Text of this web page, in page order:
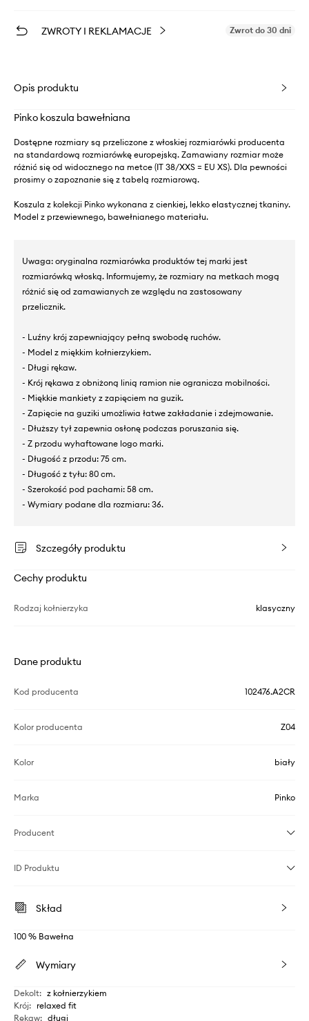
ZWROTY I REKLAMACJE Zwrot do 30 dni
Opis produktu
Pinko koszula bawełniana
Dostępne rozmiary są przeliczone z włoskiej rozmiarówki producenta
na standardową rozmiarówkę europejską. Zamawiany rozmiar może
różnić się od widocznego na metce (IT 38/XXS = EU XS). Dla pewności
prosimy o zapoznanie się z tabelą rozmiarową.
Koszula z kolekcji Pinko wykonana z cienkiej, lekko elastycznej tkaniny.
Model z przewiewnego, bawełnianego materiału.
Uwaga: oryginalna rozmiarówka produktów tej marki jest
rozmiarówką włoską. Informujemy, że rozmiary na metkach mogą
różnić się od zamawianych ze względu na zastosowany
przelicznik.
- Luźny krój zapewniający pełną swobodę ruchów.
- Model z miękkim kołnierzykiem.
- Długi rękaw.
- Krój rękawa z obniżoną linią ramion nie ogranicza mobilności.
- Miękkie mankiety z zapięciem na guzik.
- Zapięcie na guziki umożliwia łatwe zakładanie i zdejmowanie.
- Dłuższy tył zapewnia osłonę podczas poruszania się.
- Z przodu wyhaftowane logo marki.
- Długość z przodu: 75 cm.
- Długość z tyłu: 80 cm.
- Szerokość pod pachami: 58 cm.
- Wymiary podane dla rozmiaru: 36.
Szczegóły produktu
Cechy produktu
Rodzaj kołnierzyka klasyczny
Dane produktu
Kod producenta 102476.A2CR
Kolor producenta Z04
Kolor biały
Marka Pinko
Producent
ID Produktu
Skład
100 % Bawełna
Wymiary
Dekolt: z kołnierzykiem
Krój: relaxed fit
Rękaw: długi